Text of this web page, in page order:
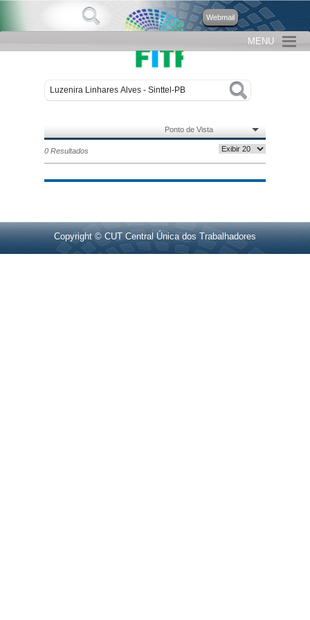
Webmail
MENU
Ponto de Vista
0 Resultados
Copyright © CUT Central Única dos Trabalhadores